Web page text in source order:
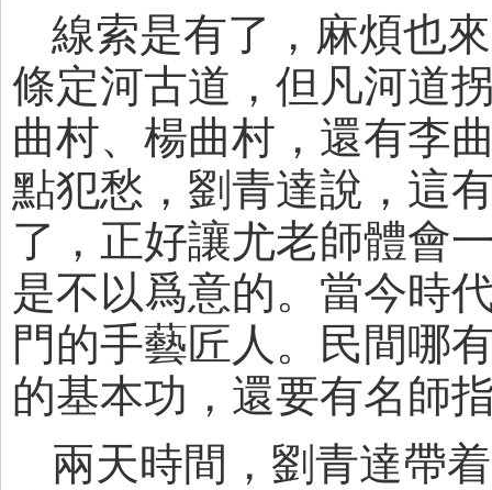
線索是有了，麻煩也
條定河古道，但凡河道
曲村、楊曲村，還有李
點犯愁，劉青達說，這
了，正好讓尤老師體會
是不以爲意的。當今時
門的手藝匠人。民間哪
的基本功，還要有名師
兩天時間，劉青達帶